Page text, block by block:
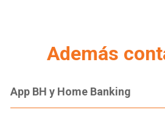
Además
App BH y Home Banking